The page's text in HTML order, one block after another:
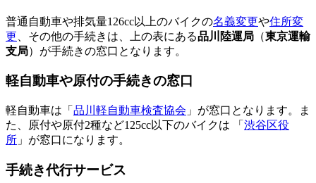
普通自動車や排気量126cc以上のバイクの名義変更や住所変
更 、その他の手続きは、上の表にある品川陸運局 （東京運輸
支局）が手続きの窓口となります。
軽自動車や原付の手続きの窓口
軽自動車は「 品川軽自動車検査協会 」が窓口となります。ま
た、原付や原付2種など125cc以下のバイクは 「 渋谷区役
所 」が窓口になります。
手続き代行サービス